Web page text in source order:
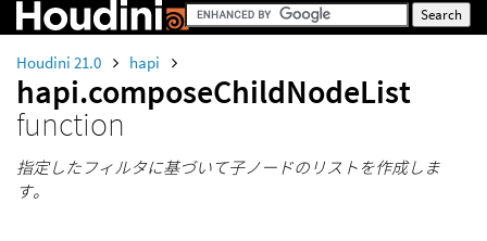
Houdini 21.0 hapi
hapi.composeChildNodeList
function
指定したフィルタに基づいて子ノードのリストを作成しま
す。